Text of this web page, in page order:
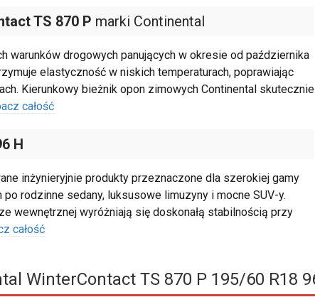
TS 870 P marki Continental
warunków drogowych panujących w okresie od października
elastyczność w niskich temperaturach, poprawiając
Kierunkowy bieżnik opon zimowych Continental skutecznie
całość
H
inżynieryjnie produkty przeznaczone dla szerokiej gamy
rodzinne sedany, luksusowe limuzyny i mocne SUV-y.
wewnętrznej wyróżniają się doskonałą stabilnością przy
całość
WinterContact TS 870 P 195/60 R18